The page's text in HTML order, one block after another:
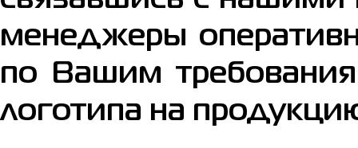
менеджеры
по Вашим
логотипа на